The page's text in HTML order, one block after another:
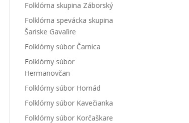
Folklórna skupina Záborský
Folklórna spevácka skupina
Šariske Gavaľire
Folklórny súbor Čarnica
Folklórny súbor
Hermanovčan
Folklórny súbor Hornád
Folklórny súbor Kavečianka
Folklórny súbor Korčaškare